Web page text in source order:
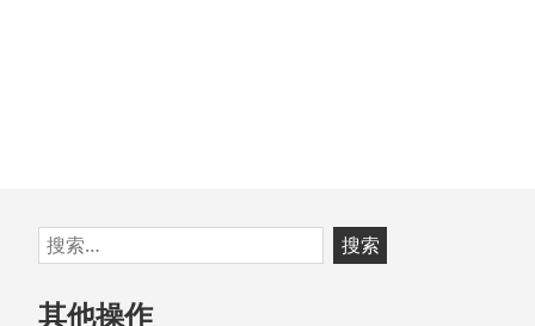
跳
至
页
搜
索：
其他操作